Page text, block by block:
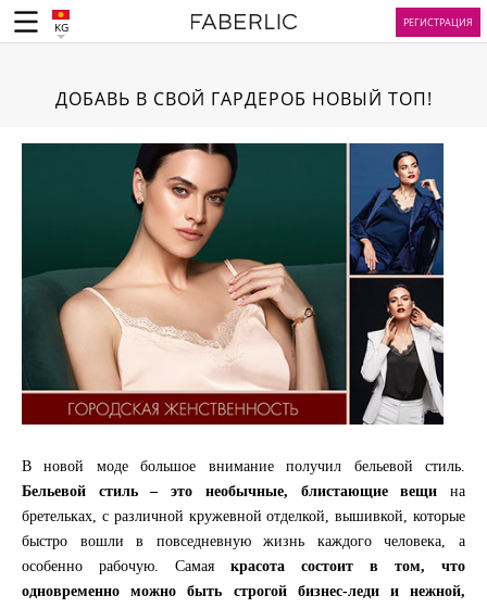
KG РЕГИСТРАЦИЯ
ДОБАВЬ В СВОЙ ГАРДЕРОБ НОВЫЙ ТОП!
В новой моде большое внимание получил бельевой стиль.
Бельевой стиль – это необычные, блистающие вещи на
бретельках, с различной кружевной отделкой, вышивкой, которые
быстро вошли в повседневную жизнь каждого человека, а
особенно рабочую. Самая красота состоит в том, что
одновременно можно быть строгой бизнес-леди и нежной,